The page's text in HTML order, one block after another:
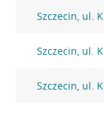
Szczecin, ul.
Szczecin, ul.
Szczecin, ul.